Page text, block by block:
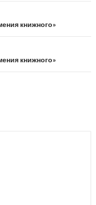
книжного»
книжного»